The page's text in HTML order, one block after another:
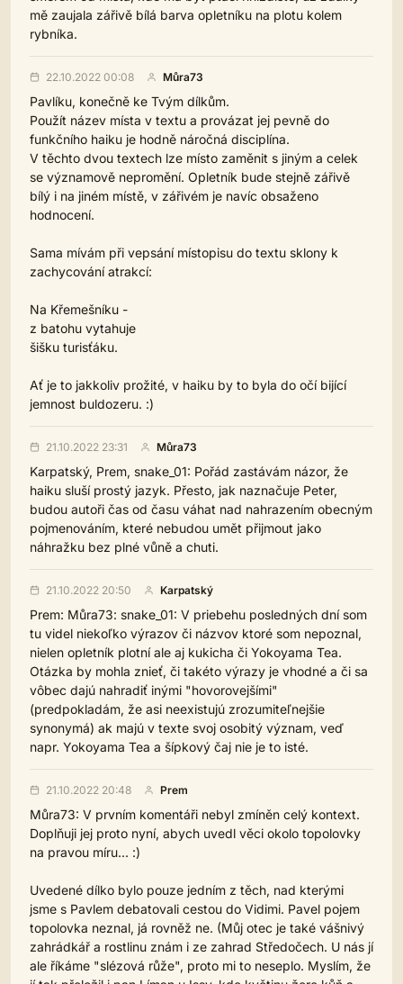
mě zaujala zářivě bílá barva opletníku na plotu kolem
rybníka.
22.10.2022 00:08 Můra73
Pavlíku, konečně ke Tvým dílkům.
Použít název místa v textu a provázat jej pevně do
funkčního haiku je hodně náročná disciplína.
V těchto dvou textech lze místo zaměnit s jiným a celek
se významově nepromění. Opletník bude stejně zářivě
bílý i na jiném místě, v zářivém je navíc obsaženo
hodnocení.
Sama mívám při vepsání místopisu do textu sklony k
zachycování atrakcí:
Na Křemešníku -
z batohu vytahuje
šišku turisťáku.
Ať je to jakkoliv prožité, v haiku by to byla do očí bijící
jemnost buldozeru. :)
21.10.2022 23:31 Můra73
Karpatský, Prem, snake_01: Pořád zastávám názor, že
haiku sluší prostý jazyk. Přesto, jak naznačuje Peter,
budou autoři čas od času váhat nad nahrazením obecným
pojmenováním, které nebudou umět přijmout jako
náhražku bez plné vůně a chuti.
21.10.2022 20:50 Karpatský
Prem: Můra73: snake_01: V priebehu posledných dní som
tu videl niekoľko výrazov či názvov ktoré som nepoznal,
nielen opletník plotní ale aj kukicha či Yokoyama Tea.
Otázka by mohla znieť, či takéto výrazy je vhodné a či sa
vôbec dajú nahradiť inými "hovorovejšími"
(predpokladám, že asi neexistujú zrozumiteľnejšie
synonymá) ak majú v texte svoj osobitý význam, veď
napr. Yokoyama Tea a šípkový čaj nie je to isté.
21.10.2022 20:48 Prem
Můra73: V prvním komentáři nebyl zmíněn celý kontext.
Doplňuji jej proto nyní, abych uvedl věci okolo topolovky
na pravou míru... :)
Uvedené dílko bylo pouze jedním z těch, nad kterými
jsme s Pavlem debatovali cestou do Vidimi. Pavel pojem
topolovka neznal, já rovněž ne. (Můj otec je také vášnivý
zahrádkář a rostlinu znám i ze zahrad Středočech. U nás jí
ale říkáme "slézová růže", proto mi to neseplo. Myslím, že